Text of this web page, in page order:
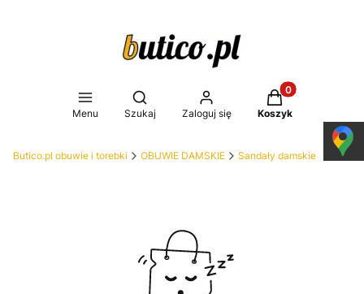
Menu
Otwórz wyszukiwarkę
Szukaj Zaloguj się
Produkty w
Koszyk
Butico.pl obuwie i torebki OBUWIE DAMSKIE Sandały damskie